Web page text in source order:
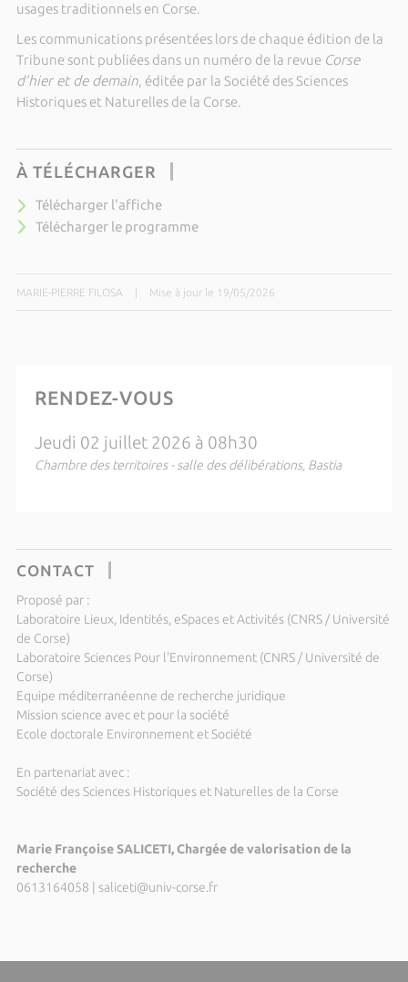
usages traditionnels en Corse.
Les communications présentées lors de chaque édition de la
Tribune sont publiées dans un numéro de la revue Corse
d’hier et de demain, éditée par la Société des Sciences
Historiques et Naturelles de la Corse.
À TÉLÉCHARGER
Télécharger l'affiche
Télécharger le programme
MARIE-PIERRE FILOSA Mise à jour le 19/05/2026
RENDEZ-VOUS
Jeudi 02 juillet 2026 à 08h30
Chambre des territoires - salle des délibérations, Bastia
CONTACT
Proposé par :
Laboratoire Lieux, Identités, eSpaces et Activités (CNRS / Université
de Corse)
Laboratoire Sciences Pour l'Environnement (CNRS / Université de
Corse)
Equipe méditerranéenne de recherche juridique
Mission science avec et pour la société
Ecole doctorale Environnement et Société
En partenariat avec :
Société des Sciences Historiques et Naturelles de la Corse
Marie Françoise SALICETI, Chargée de valorisation de la
recherche
0613164058
saliceti@univ-corse.fr